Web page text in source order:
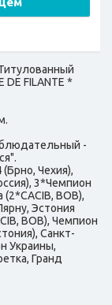
DE FILANTE *
-
Чехия),
3*Чемпион
BOB),
Эстония
BOB), Чемпион
Санкт-
Украины,
Гранд